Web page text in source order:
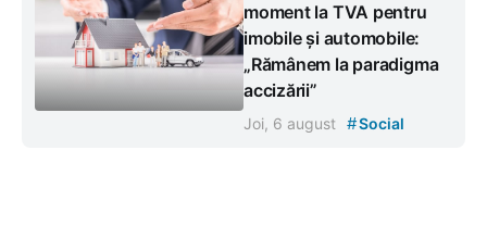
moment la TVA pentru
imobile și automobile:
„Rămânem la paradigma
accizării”
Joi, 6 august #Social